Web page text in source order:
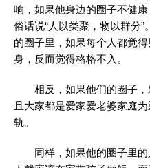
响，如果他身边的圈子不健
俗话说“人以类聚，物以群分
的圈子里，如果每个人都觉
身，反而觉得格格不入。
相反，如果他们的圈子
且大家都是爱家爱老婆家庭
轨。
同样，如果他的圈子里